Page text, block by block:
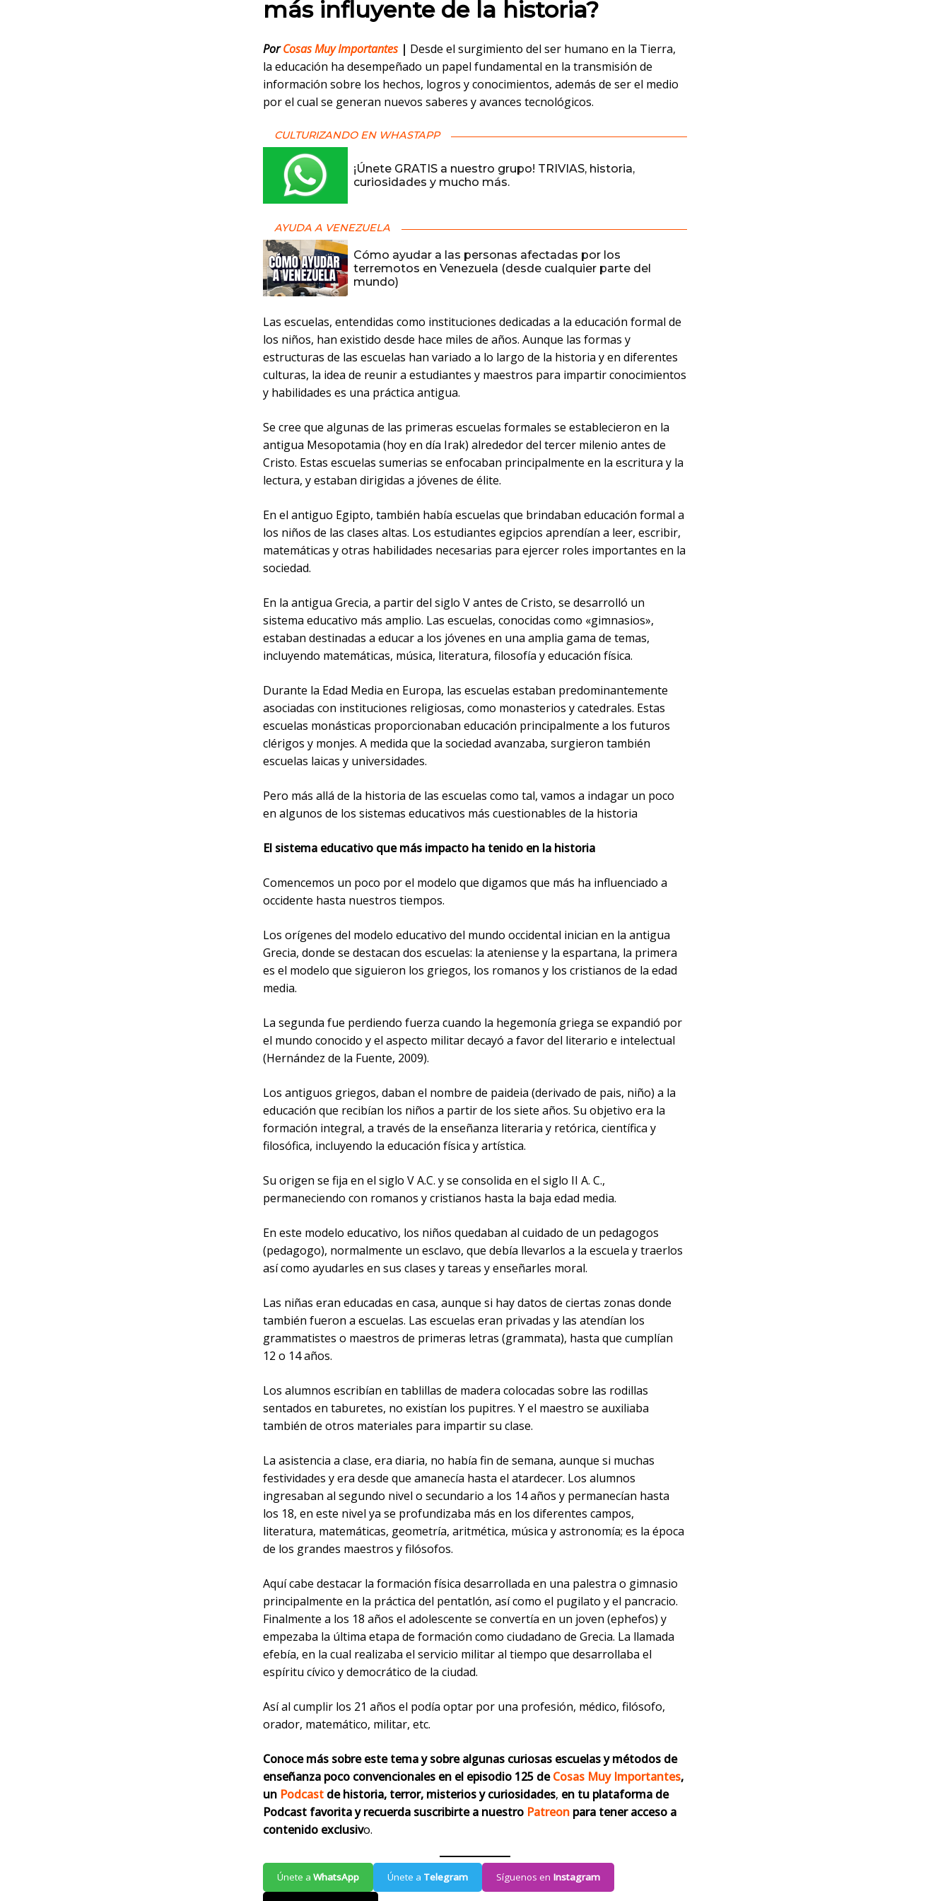
más influyente de la historia?
PorCosas Muy Importantes| Desde el surgimiento del ser humano en la Tierra,
la educación ha desempeñado un papel fundamental en la transmisión de
información sobre los hechos, logros y conocimientos, además de ser el medio
por el cual se generan nuevos saberes y avances tecnológicos.
CULTURIZANDO EN WHASTAPP
¡Únete GRATIS a nuestro grupo! TRIVIAS, historia,
curiosidades y mucho más.
AYUDA A VENEZUELA
Cómo ayudar a las personas afectadas por los
terremotos en Venezuela (desde cualquier parte del
mundo)
Las escuelas, entendidas como instituciones dedicadas a la educación formal de
los niños, han existido desde hace miles de años. Aunque las formas y
estructuras de las escuelas han variado a lo largo de la historia y en diferentes
culturas, la idea de reunir a estudiantes y maestros para impartir conocimientos
y habilidades es una práctica antigua.
Se cree que algunas de las primeras escuelas formales se establecieron en la
antigua Mesopotamia (hoy en día Irak) alrededor del tercer milenio antes de
Cristo. Estas escuelas sumerias se enfocaban principalmente en la escritura y la
lectura, y estaban dirigidas a jóvenes de élite.
En el antiguo Egipto, también había escuelas que brindaban educación formal a
los niños de las clases altas. Los estudiantes egipcios aprendían a leer, escribir,
matemáticas y otras habilidades necesarias para ejercer roles importantes en la
sociedad.
En la antigua Grecia, a partir del siglo V antes de Cristo, se desarrolló un
sistema educativo más amplio. Las escuelas, conocidas como «gimnasios»,
estaban destinadas a educar a los jóvenes en una amplia gama de temas,
incluyendo matemáticas, música, literatura, filosofía y educación física.
Durante la Edad Media en Europa, las escuelas estaban predominantemente
asociadas con instituciones religiosas, como monasterios y catedrales. Estas
escuelas monásticas proporcionaban educación principalmente a los futuros
clérigos y monjes. A medida que la sociedad avanzaba, surgieron también
escuelas laicas y universidades.
Pero más allá de la historia de las escuelas como tal, vamos a indagar un poco
en algunos de los sistemas educativos más cuestionables de la historia
El sistema educativo que más impacto ha tenido en la historia
Comencemos un poco por el modelo que digamos que más ha influenciado a
occidente hasta nuestros tiempos.
Los orígenes del modelo educativo del mundo occidental inician en la antigua
Grecia, donde se destacan dos escuelas: la ateniense y la espartana, la primera
es el modelo que siguieron los griegos, los romanos y los cristianos de la edad
media.
La segunda fue perdiendo fuerza cuando la hegemonía griega se expandió por
el mundo conocido y el aspecto militar decayó a favor del literario e intelectual
(Hernández de la Fuente, 2009).
Los antiguos griegos, daban el nombre de paideia (derivado de pais, niño) a la
educación que recibían los niños a partir de los siete años. Su objetivo era la
formación integral, a través de la enseñanza literaria y retórica, científica y
filosófica, incluyendo la educación física y artística.
Su origen se fija en el siglo V A.C. y se consolida en el siglo II A. C.,
permaneciendo con romanos y cristianos hasta la baja edad media.
En este modelo educativo, los niños quedaban al cuidado de un pedagogos
(pedagogo), normalmente un esclavo, que debía llevarlos a la escuela y traerlos
así como ayudarles en sus clases y tareas y enseñarles moral.
Las niñas eran educadas en casa, aunque si hay datos de ciertas zonas donde
también fueron a escuelas. Las escuelas eran privadas y las atendían los
grammatistes o maestros de primeras letras (grammata), hasta que cumplían
12 o 14 años.
Los alumnos escribían en tablillas de madera colocadas sobre las rodillas
sentados en taburetes, no existían los pupitres. Y el maestro se auxiliaba
también de otros materiales para impartir su clase.
La asistencia a clase, era diaria, no había fin de semana, aunque si muchas
festividades y era desde que amanecía hasta el atardecer. Los alumnos
ingresaban al segundo nivel o secundario a los 14 años y permanecían hasta
los 18, en este nivel ya se profundizaba más en los diferentes campos,
literatura, matemáticas, geometría, aritmética, música y astronomía; es la época
de los grandes maestros y filósofos.
Aquí cabe destacar la formación física desarrollada en una palestra o gimnasio
principalmente en la práctica del pentatlón, así como el pugilato y el pancracio.
Finalmente a los 18 años el adolescente se convertía en un joven (ephefos) y
empezaba la última etapa de formación como ciudadano de Grecia. La llamada
efebía, en la cual realizaba el servicio militar al tiempo que desarrollaba el
espíritu cívico y democrático de la ciudad.
Así al cumplir los 21 años el podía optar por una profesión, médico, filósofo,
orador, matemático, militar, etc.
Conoce más sobre este tema y sobre algunas curiosas escuelas y métodos de
enseñanza poco convencionales en el episodio 125 de Cosas Muy Importantes,
un Podcast de historia, terror, misterios y curiosidades, en tu plataforma de
Podcast favorita y recuerda suscribirte a nuestro Patreon para tener acceso a
contenido exclusivo.
Únete a WhatsApp Únete a Telegram Síguenos en Instagram